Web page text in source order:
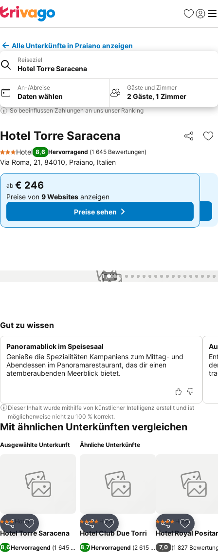
Favoriten
Alle Unterkünfte in Praiano anzeigen
Reiseziel
Hotel Torre Saracena
An-/Abreise
Daten wählen
Gäste und Zimmer
2 Gäste, 1 Zimmer
So beeinflussen Zahlungen an uns unser Ranking
Hotel Torre Saracena Teilen
3 Sterne
Hotel 8,6 Hervorragend (1 645 Bewertungen)
Via Roma, 21, 84010, Praiano, Italien
ab € 246
Preise von 9 Websitesanzeigen
Preise sehen
ab € 246
Preise von 9 Websites anzeigen
Preise sehen
1 / 45
Gut zu wissen
Panoramablick im Speisesaal
Genieße die Spezialitäten Kampaniens zum Mittag- und
Abendessen im Panoramarestaurant, das dir einen
atemberaubenden Meerblick bietet.
Dieser Inhalt wurde mithilfe von künstlicher Intelligenz erstellt und ist
möglicherweise nicht zu 100 % korrekt.
Mit ähnlichen Unterkünften vergleichen
Ausgewählte Unterkunft
Teilen Zu Favoriten hinzufügen
3 SterneHotel
Hotel Torre Saracena
8,6Hervorragend (1 645 Bewertungen)
Ähnliche Unterkünfte
Teilen Zu Favoriten hinzufügen
4 SterneHotel
Hotel Club Due Torri
8,7Hervorragend (2 615 Bewertungen)
Teilen Zu
4 SterneHotel
Hotel Royal
7,0 (1 827